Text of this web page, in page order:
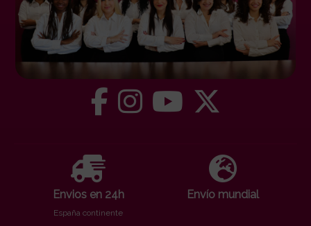
Envios en 24h
España continente
Envío mundial